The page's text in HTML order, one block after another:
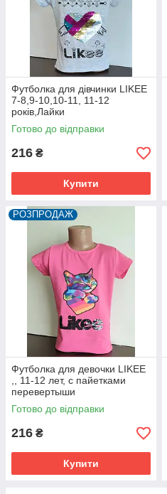
Футболка для дівчинки LIKEE
7-8,9-10,10-11, 11-12
років,Лайки
Готово до відправки
216 ₴
Купити
РОЗПРОДАЖ
Футболка для девочки LIKEE
,, 11-12 лет, с пайетками
перевертыши
Готово до відправки
216 ₴
Купити